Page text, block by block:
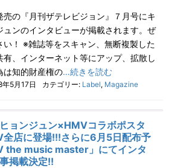
売の『月刊ザテレビジョン』７月号にキ
ュンのインタビューが掲載されます。ぜ
い！ ※雑誌等をスキャン、無断複製した
有、インターネット等にアップ、拡散し
は知的財産権の…続きを読む
5月17日 カテゴリー: Label, Magazine
ヒョンジュン×HMVコラボポスタ
全店に登場!!!さらに6月5日配布予
the music master」にてインタ
掲載決定!!